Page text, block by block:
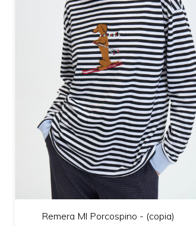
Remera Ml Porcospino - (copia)